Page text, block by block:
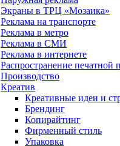
Экраны в ТРЦ «Мозаика»
Реклама на транспорте
Реклама в метро
Реклама в СМИ
Реклама в интернете
Распространение печатной
Производство
Креатив
Креативные идеи и
Брендинг
Копирайтинг
Фирменный стиль
Упаковка